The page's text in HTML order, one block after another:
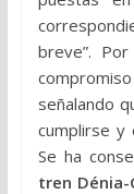
breve”.
señalando
cumplirse y
Se ha
tren Dénia-